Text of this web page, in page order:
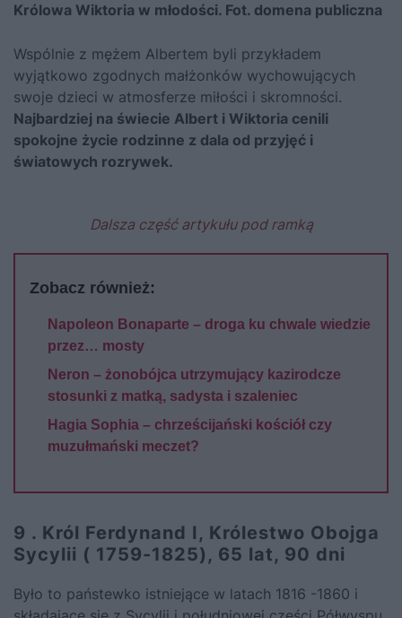
Królowa Wiktoria w młodości. Fot. domena publiczna
Wspólnie z mężem Albertem byli przykładem
wyjątkowo zgodnych małżonków wychowujących
swoje dzieci w atmosferze miłości i skromności.
Najbardziej na świecie Albert i Wiktoria cenili
spokojne życie rodzinne z dala od przyjęć i
światowych rozrywek.
Dalsza część artykułu pod ramką
Zobacz również:
Napoleon Bonaparte – droga ku chwale wiedzie
przez… mosty
Neron – żonobójca utrzymujący kazirodcze
stosunki z matką, sadysta i szaleniec
Hagia Sophia – chrześcijański kościół czy
muzułmański meczet?
9 . Król Ferdynand I, Królestwo Obojga
Sycylii ( 1759-1825), 65 lat, 90 dni
Było to państewko istniejące w latach 1816 -1860 i